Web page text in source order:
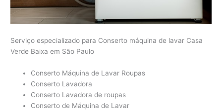
Serviço especializado para Conserto máquina de lavar Casa
Verde Baixa em São Paulo
Conserto Máquina de Lavar Roupas
Conserto Lavadora
Conserto Lavadora de roupas
Conserto de Máquina de Lavar